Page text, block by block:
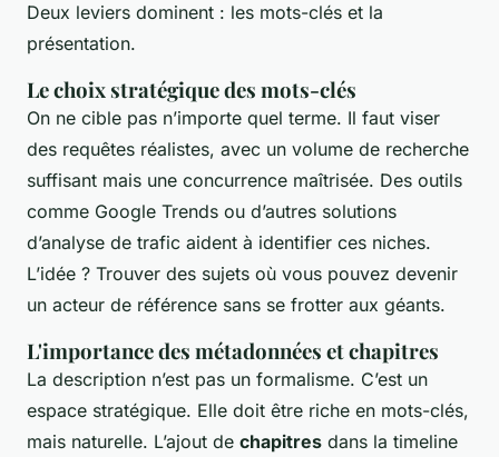
Deux leviers dominent : les mots-clés et la
présentation.
Le choix stratégique des mots-clés
On ne cible pas n’importe quel terme. Il faut viser
des requêtes réalistes, avec un volume de recherche
suffisant mais une concurrence maîtrisée. Des outils
comme Google Trends ou d’autres solutions
d’analyse de trafic aident à identifier ces niches.
L’idée ? Trouver des sujets où vous pouvez devenir
un acteur de référence sans se frotter aux géants.
L'importance des métadonnées et chapitres
La description n’est pas un formalisme. C’est un
espace stratégique. Elle doit être riche en mots-clés,
mais naturelle. L’ajout de chapitres dans la timeline